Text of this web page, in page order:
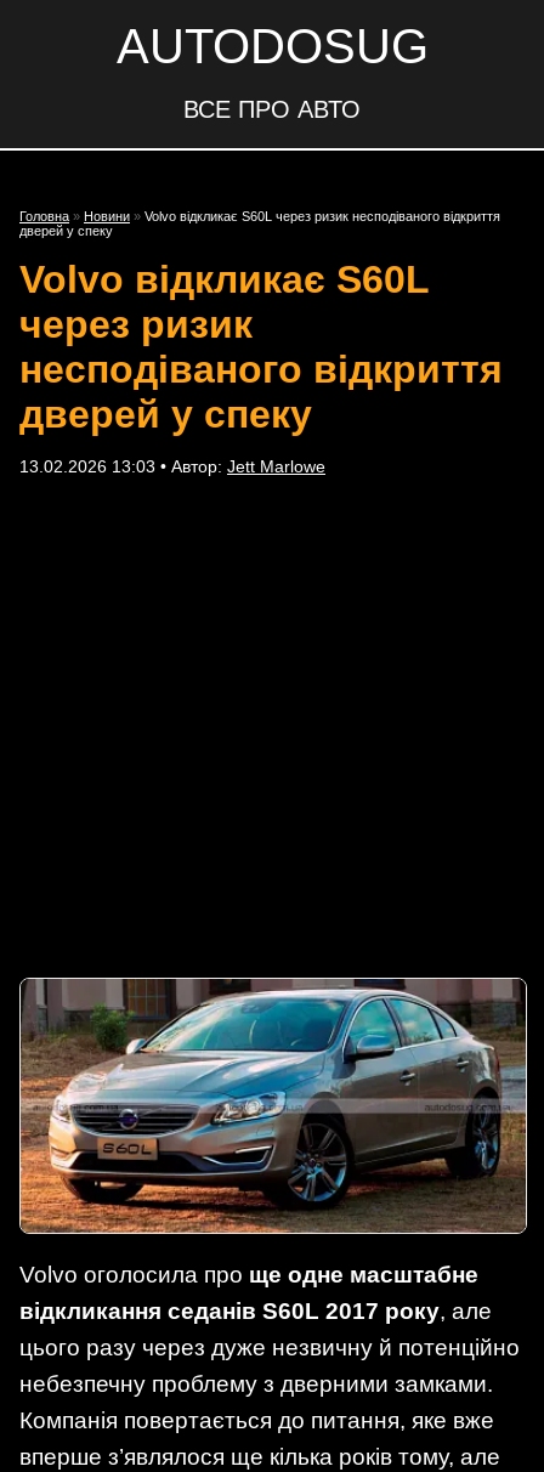
AUTODOSUG
ВСЕ ПРО АВТО
Головна » Новини » Volvo відкликає S60L через ризик несподіваного відкриття
дверей у спеку
Volvo відкликає S60L
через ризик
несподіваного відкриття
дверей у спеку
13.02.2026 13:03 • Автор: Jett Marlowe
Volvo оголосила про ще одне масштабне
відкликання седанів S60L 2017 року, але
цього разу через дуже незвичну й потенційно
небезпечну проблему з дверними замками.
Компанія повертається до питання, яке вже
вперше з’являлося ще кілька років тому, але